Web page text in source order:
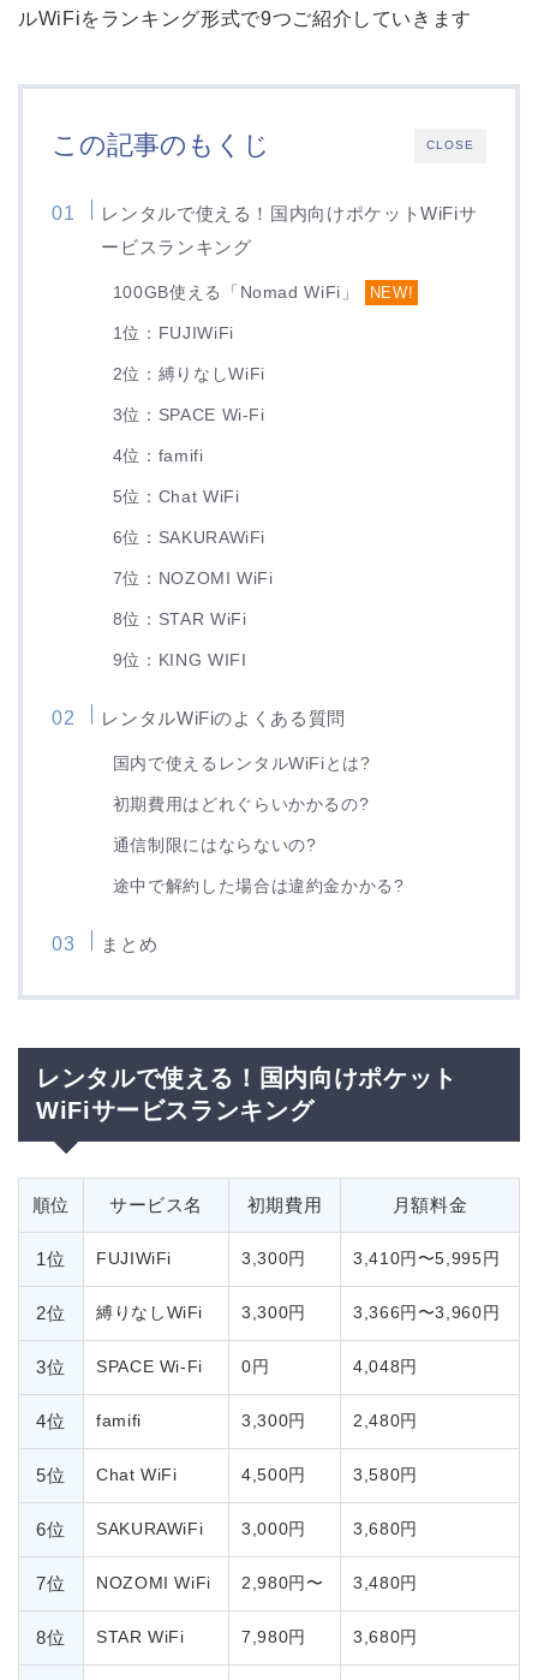
ルWiFiをランキング形式で9つご紹介していきます
CLOSE
この記事のもくじ
レンタルで使える！国内向けポケットWiFiサ
ービスランキング
100GB使える「Nomad WiFi」 NEW!
1位：FUJIWiFi
2位：縛りなしWiFi
3位：SPACE Wi-Fi
4位：famifi
5位：Chat WiFi
6位：SAKURAWiFi
7位：NOZOMI WiFi
8位：STAR WiFi
9位：KING WIFI
レンタルWiFiのよくある質問
国内で使えるレンタルWiFiとは?
初期費用はどれぐらいかかるの?
通信制限にはならないの?
途中で解約した場合は違約金かかる?
まとめ
レンタルで使える！国内向けポケット
WiFiサービスランキング
順位 サービス名 初期費用 月額料金
1位 FUJIWiFi 3,300円 3,410円〜5,995円
2位 縛りなしWiFi 3,300円 3,366円〜3,960円
3位 SPACE Wi-Fi 0円 4,048円
4位 famifi 3,300円 2,480円
5位 Chat WiFi 4,500円 3,580円
6位 SAKURAWiFi 3,000円 3,680円
7位 NOZOMI WiFi 2,980円〜 3,480円
8位 STAR WiFi 7,980円 3,680円